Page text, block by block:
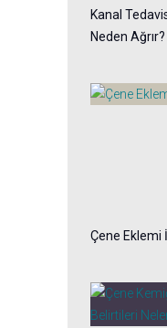
Kanal
Neden Ağrır?
Çene Eklemi